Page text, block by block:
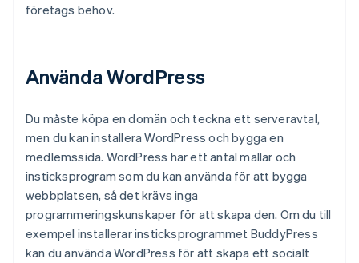
företags behov.
Använda WordPress
Du måste köpa en domän och teckna ett serveravtal,
men du kan installera WordPress och bygga en
medlemssida. WordPress har ett antal mallar och
insticksprogram som du kan använda för att bygga
webbplatsen, så det krävs inga
programmeringskunskaper för att skapa den. Om du till
exempel installerar insticksprogrammet BuddyPress
kan du använda WordPress för att skapa ett socialt